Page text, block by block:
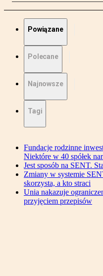
Powiązane
Polecane
Najnowsze
Tagi
Fundacje rodzinne
Niektóre w 40 spółek
Jest sposób na SENT.
Zmiany w systemie
skorzysta, a kto straci
Unia nakazuje
przyjęciem przepisów